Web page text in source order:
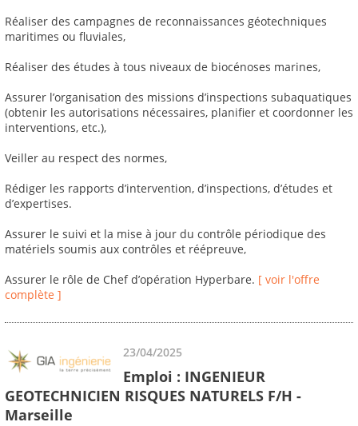
Réaliser des campagnes de reconnaissances géotechniques
maritimes ou fluviales,
Réaliser des études à tous niveaux de biocénoses marines,
Assurer l’organisation des missions d’inspections subaquatiques
(obtenir les autorisations nécessaires, planifier et coordonner les
interventions, etc.),
Veiller au respect des normes,
Rédiger les rapports d’intervention, d’inspections, d’études et
d’expertises.
Assurer le suivi et la mise à jour du contrôle périodique des
matériels soumis aux contrôles et réépreuve,
Assurer le rôle de Chef d’opération Hyperbare. [ voir l'offre
complète ]
23/04/2025
Emploi : INGENIEUR
GEOTECHNICIEN RISQUES NATURELS F/H -
Marseille